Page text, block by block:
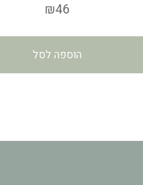
₪46
הוספה לסל